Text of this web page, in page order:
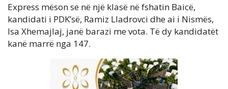
Express mëson se në një klasë në fshatin Baicë,
kandidati i PDK’së, Ramiz Lladrovci dhe ai i Nismës,
Isa Xhemajlaj, janë barazi me vota. Të dy kandidatët
kanë marrë nga 147.